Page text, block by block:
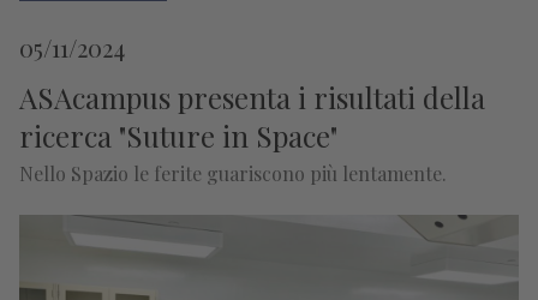
05/11/2024
ASAcampus presenta i risultati della
ricerca "Suture in Space"
Nello Spazio le ferite guariscono più lentamente.